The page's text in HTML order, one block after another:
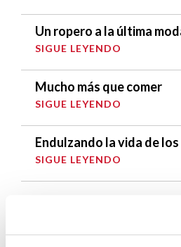
Un ropero a la última
SIGUE LEYENDO
Mucho más que comer
SIGUE LEYENDO
Endulzando la vida de
SIGUE LEYENDO
14F: FAQS para las